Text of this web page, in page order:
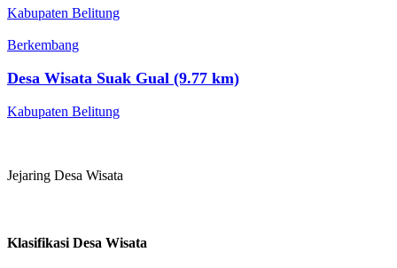
Kabupaten Belitung
Berkembang
Desa Wisata Suak Gual (9.77 km)
Kabupaten Belitung
Jejaring Desa Wisata
Klasifikasi Desa Wisata